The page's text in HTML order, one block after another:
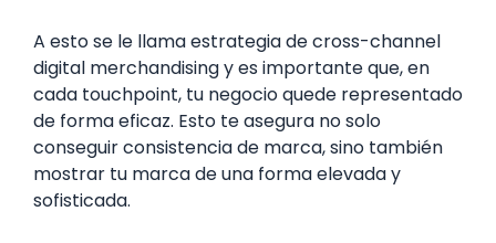
A esto se le llama estrategia de cross-channel
digital merchandising y es importante que, en
cada touchpoint, tu negocio quede representado
de forma eficaz. Esto te asegura no solo
conseguir consistencia de marca, sino también
mostrar tu marca de una forma elevada y
sofisticada.